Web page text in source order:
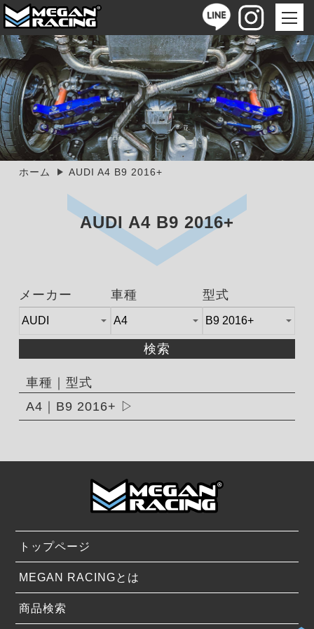
ホーム AUDI A4 B9 2016+
AUDI A4 B9 2016+
メーカー 車種 型式
検索
車種｜型式
A4｜B9 2016+
トップページ
MEGAN RACINGとは
商品検索